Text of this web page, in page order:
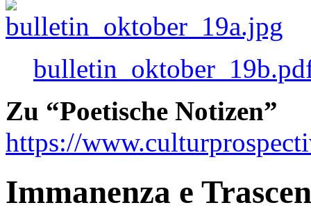
Zu “Poetische Notizen”
https://
Immanenza e